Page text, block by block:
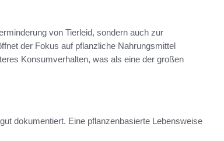
von Tierleid, sondern auch zur
der Fokus auf pflanzliche Nahrungsmittel
Konsumverhalten, was als eine der großen
dokumentiert. Eine pflanzenbasierte Lebensweise